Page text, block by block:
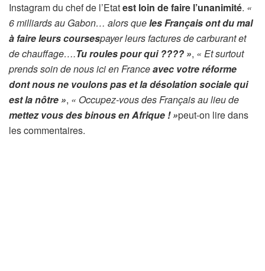
Instagram du chef de l’Etatest loin de faire l’unanimité. «
6 milliards au Gabon… alors queles Français ont du mal
à faire leurs coursespayer leurs factures de carburant et
de chauffage….Tu roules pour qui ???? », « Et surtout
prends soin de nous ici en Franceavec votre réforme
dont nous ne voulons pas et la désolation sociale qui
est la nôtre », « Occupez-vous des Français au lieu de
mettez vous des binous en Afrique ! »peut-on lire dans
les commentaires.